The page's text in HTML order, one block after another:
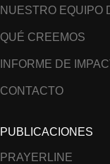
NUESTRO EQUIPO
QUÉ CREEMOS
INFORME DE
CONTACTO
PUBLICACIONES
PRAYERLINE